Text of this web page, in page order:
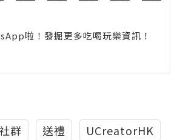
啦！發掘更多吃喝玩樂資訊！
群 送禮
UCreatorHK